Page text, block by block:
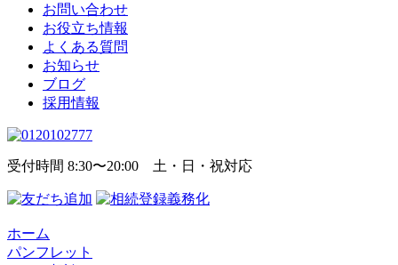
お問い合わせ
お役立ち情報
よくある質問
お知らせ
ブログ
採用情報
受付時間 8:30〜20:00 土・日・祝対応
ホーム
パンフレット